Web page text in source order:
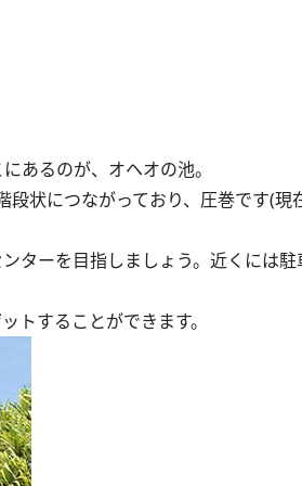
あるのが、オヘオの池。
状につながっており、圧巻です(現
ーを目指しましょう。近くには駐
することができます。